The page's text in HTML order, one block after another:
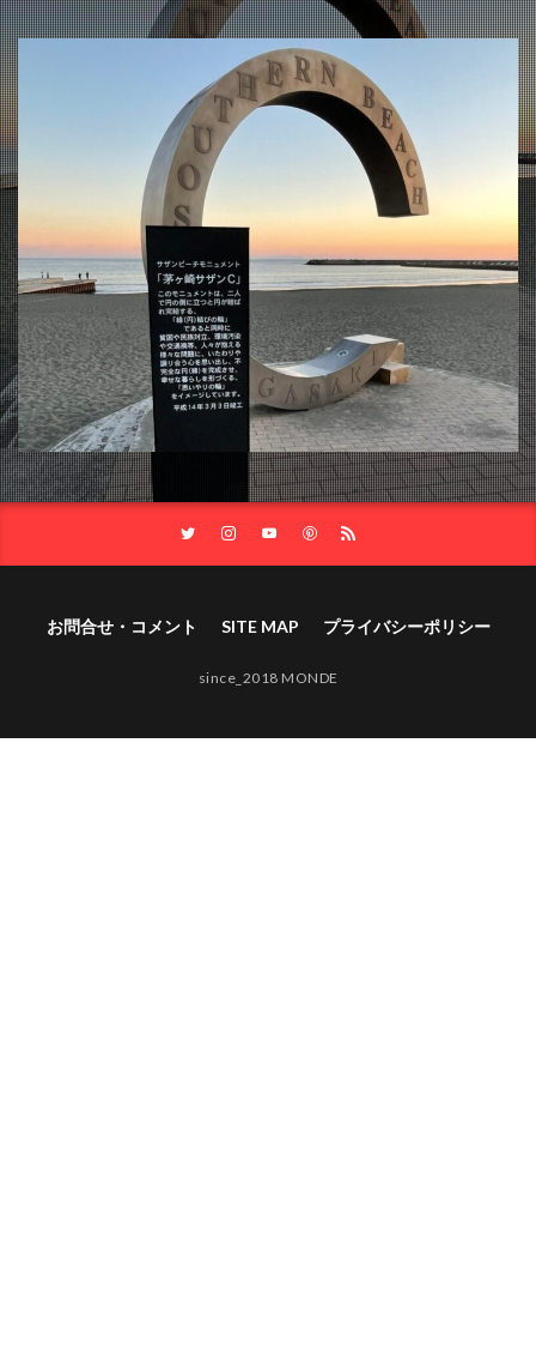
お問合せ・コメント SITE MAP プライバシーポリシー
since_2018 MONDE